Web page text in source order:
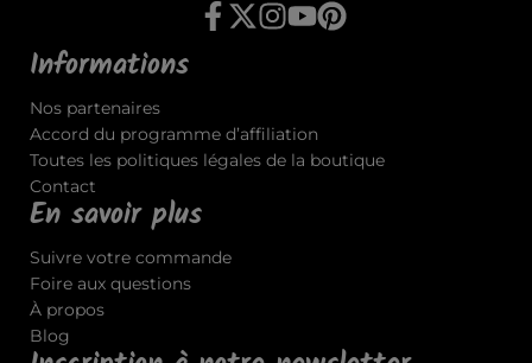
Informations
Nos partenaires
Accord du programme d’affiliation
Toutes les politiques légales de la boutique
Contact
En savoir plus
Suivre votre commande
Foire aux questions
À propos
Blog